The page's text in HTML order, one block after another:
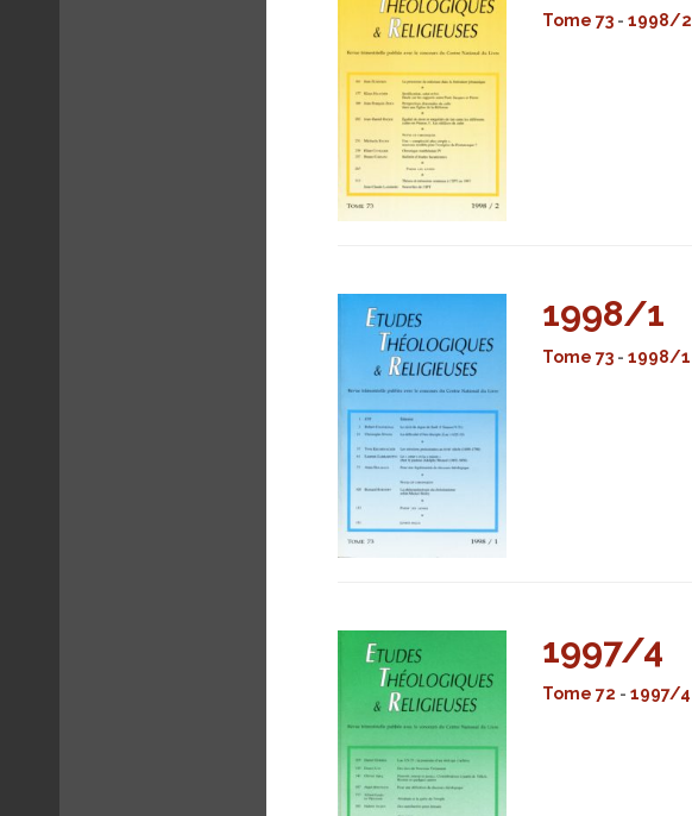
Tome 73- 1998/2
1998/1
Tome 73- 1998/1
1997/4
Tome 72 - 1997/4